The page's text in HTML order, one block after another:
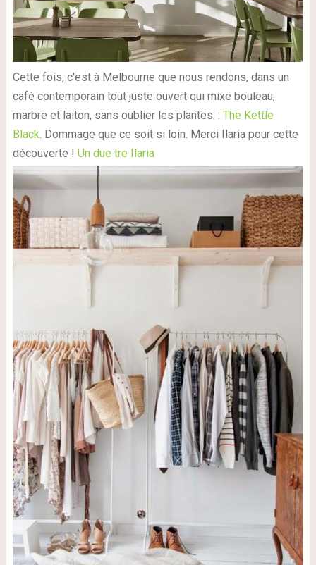
Cette fois, c'est à Melbourne que nous rendons, dans un
café contemporain tout juste ouvert qui mixe bouleau,
marbre et laiton, sans oublier les plantes. : The Kettle
Black . Dommage que ce soit si loin. Merci Ilaria pour cette
découverte ! Un due tre Ilaria